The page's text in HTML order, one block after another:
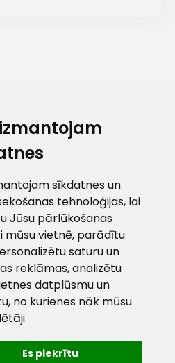
sīkdatnes un
tehnoloģijas, lai
Jūsu pārlūkošanas
mūsu vietnē, parādītu
saturu un
reklāmas, analizētu
datplūsmu un
no kurienes nāk mūsu
Es piekrītu
nov., LV - 3801
- 17:00